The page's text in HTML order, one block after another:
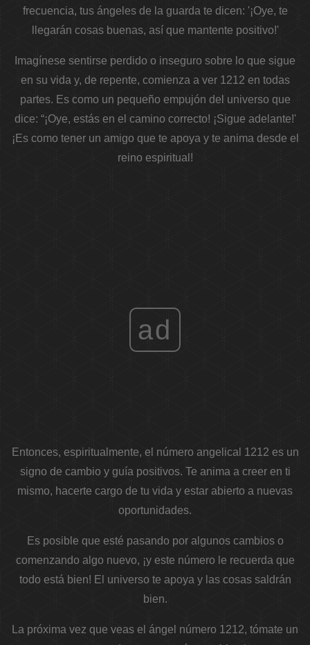
frecuencia, tus ángeles de la guarda te dicen: '¡Oye, te
llegarán cosas buenas, así que mantente positivo!'
Imagínese sentirse perdido o inseguro sobre lo que sigue
en su vida y, de repente, comienza a ver 1212 en todas
partes. Es como un pequeño empujón del universo que
dice: “¡Oye, estás en el camino correcto! ¡Sigue adelante!'
¡Es como tener un amigo que te apoya y te anima desde el
reino espiritual!
ad
Entonces, espiritualmente, el número angelical 1212 es un
signo de cambio y guía positivos. Te anima a creer en ti
mismo, hacerte cargo de tu vida y estar abierto a nuevas
oportunidades.
Es posible que esté pasando por algunos cambios o
comenzando algo nuevo, ¡y este número le recuerda que
todo está bien! El universo te apoya y las cosas saldrán
bien.
La próxima vez que veas el ángel número 1212, tómate un